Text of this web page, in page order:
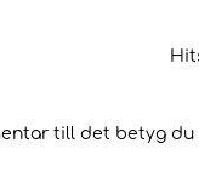
till det betyg